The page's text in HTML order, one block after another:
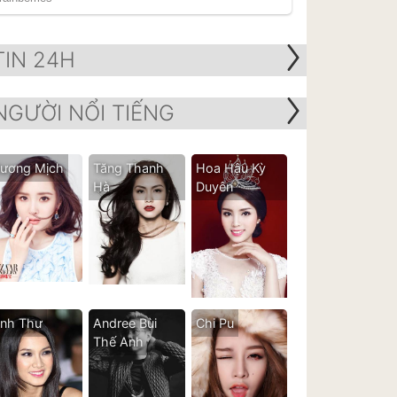
24H
NỔI TIẾNG
Mịch
Tăng Thanh
Hà
Hoa Hậu Kỳ
Duyên
Thư
Andree Bùi
Thế Anh
Chi Pu